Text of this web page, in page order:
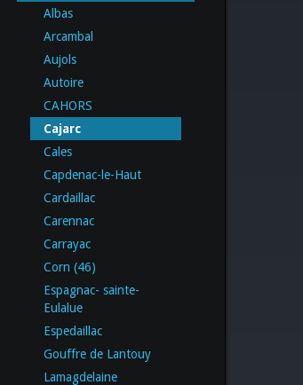
Albas
Arcambal
Aujols
Autoire
CAHORS
Cajarc
Cales
Capdenac-le-Haut
Cardaillac
Carennac
Carrayac
Corn (46)
Espagnac- sainte-
Eulalue
Espedaillac
Gouffre de Lantouy
Lamagdelaine